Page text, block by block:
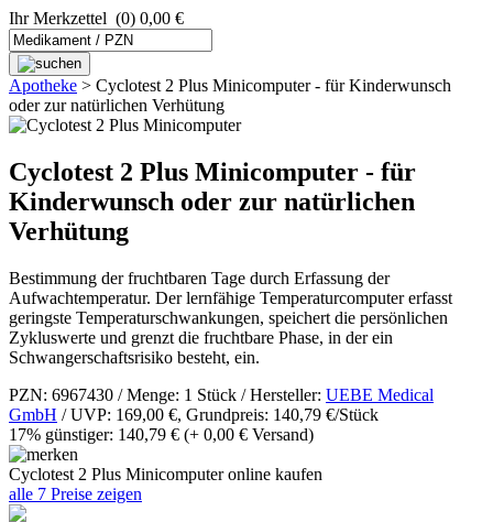
Ihr Merkzettel (0) 0,00 €
Apotheke > Cyclotest 2 Plus Minicomputer - für Kinderwunsch
oder zur natürlichen Verhütung
Cyclotest 2 Plus Minicomputer - für
Kinderwunsch oder zur natürlichen
Verhütung
Bestimmung der fruchtbaren Tage durch Erfassung der
Aufwachtemperatur. Der lernfähige Temperaturcomputer erfasst
geringste Temperaturschwankungen, speichert die persönlichen
Zykluswerte und grenzt die fruchtbare Phase, in der ein
Schwangerschaftsrisiko besteht, ein.
PZN: 6967430 / Menge: 1 Stück / Hersteller: UEBE Medical
GmbH / UVP: 169,00 €, Grundpreis: 140,79 €/Stück
17% günstiger: 140,79 € (+ 0,00 € Versand)
Cyclotest 2 Plus Minicomputer online kaufen
alle 7 Preise zeigen